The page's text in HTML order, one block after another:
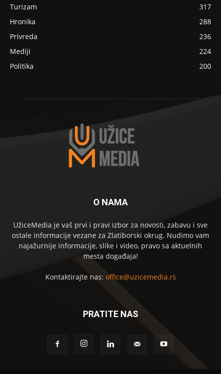
Turizam
317
Hronika
288
Privreda
236
Mediji
224
Politika
200
O NAMA
UžiceMedia je vaš prvi i pravi izbor za novosti, zabavu i sve
ostale informacije vezane za Zlatiborski okrug. Nudimo vam
najažurnije informacije, slike i video, pravo sa aktuelnih
mesta događaja!
Kontaktirajte nas: office@uzicemedia.rs
PRATITE NAS